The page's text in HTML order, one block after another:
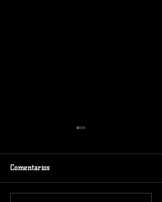
Comentarios